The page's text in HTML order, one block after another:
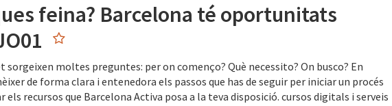
feina? Barcelona té oportunitats
sorgeixen moltes preguntes: per on començo? Què necessito? On busco? En
de forma clara i entenedora els passos que has de seguir per iniciar un procés
els recursos que Barcelona Activa posa a la teva disposició. cursos digitals i serveis